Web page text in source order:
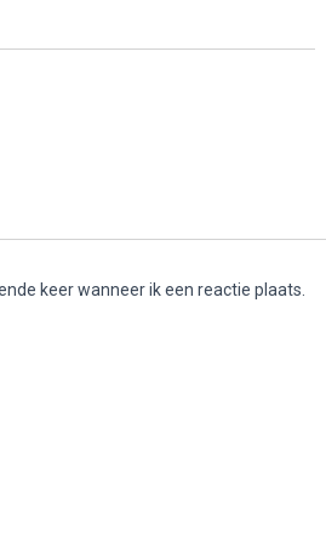
keer wanneer ik een reactie plaats.